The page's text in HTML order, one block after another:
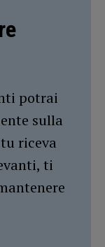
potrai
sulla
riceva
ti